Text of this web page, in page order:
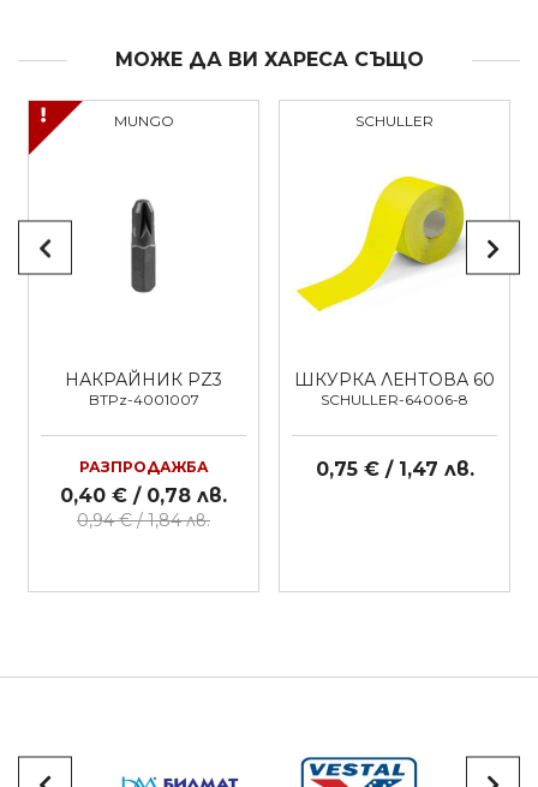
МОЖЕ ДА ВИ ХАРЕСА СЪЩО
MUNGO
НАКРАЙНИК PZ3
BTPz-4001007
РАЗПРОДАЖБА
0,40 € / 0,78 лв.
0,94 € / 1,84 лв.
SCHULLER
ШКУРКА ЛЕНТОВА 60
SCHULLER-64006-8
0,75 € / 1,47 лв.